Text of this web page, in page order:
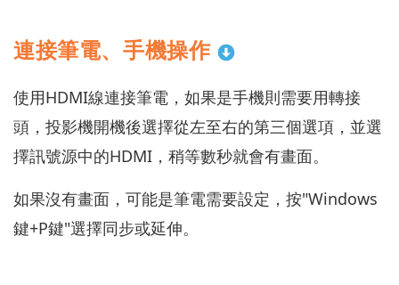
連接筆電、手機操作
使用HDMI線連接筆電，如果是手機則需要用轉接
頭，投影機開機後選擇從左至右的第三個選項，並選
擇訊號源中的HDMI，稍等數秒就會有畫面。
如果沒有畫面，可能是筆電需要設定，按"Windows
鍵+P鍵"選擇同步或延伸。